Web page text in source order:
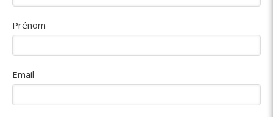
Prénom
Email